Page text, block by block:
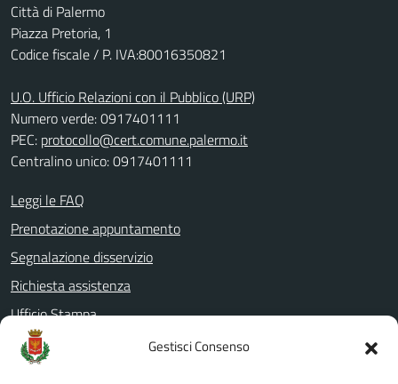
Gestisci Consenso
Città di Palermo
Piazza Pretoria, 1
Codice fiscale / P. IVA:80016350821
U.O. Ufficio Relazioni con il Pubblico (URP)
Numero verde: 0917401111
PEC: protocollo@cert.comune.palermo.it
Centralino unico: 0917401111
Leggi le FAQ
Prenotazione appuntamento
Segnalazione disservizio
Richiesta assistenza
Ufficio Stampa
Amministrazione Trasparente
Albo pretorio